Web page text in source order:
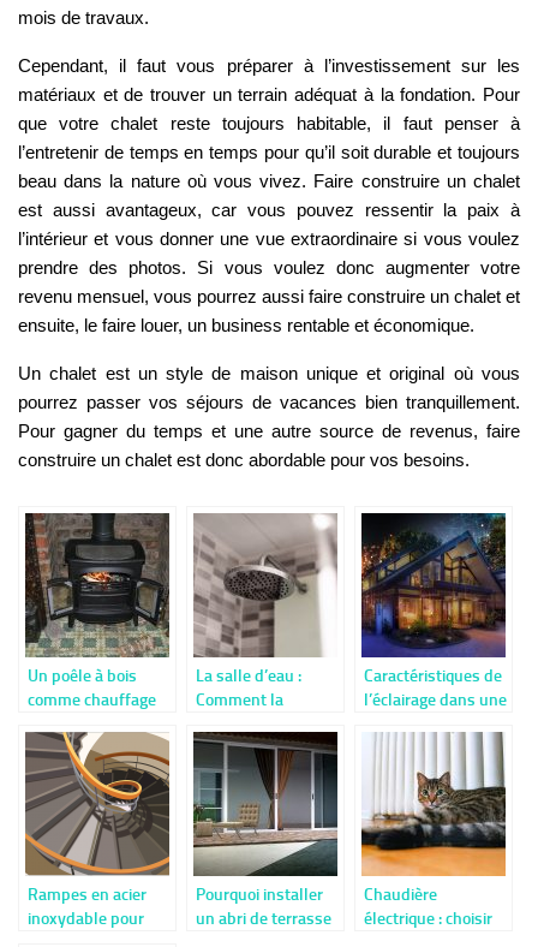
mois de travaux.
Cependant, il faut vous préparer à l’investissement sur les
matériaux et de trouver un terrain adéquat à la fondation. Pour
que votre chalet reste toujours habitable, il faut penser à
l’entretenir de temps en temps pour qu’il soit durable et toujours
beau dans la nature où vous vivez. Faire construire un chalet
est aussi avantageux, car vous pouvez ressentir la paix à
l’intérieur et vous donner une vue extraordinaire si vous voulez
prendre des photos. Si vous voulez donc augmenter votre
revenu mensuel, vous pourrez aussi faire construire un chalet et
ensuite, le faire louer, un business rentable et économique.
Un chalet est un style de maison unique et original où vous
pourrez passer vos séjours de vacances bien tranquillement.
Pour gagner du temps et une autre source de revenus, faire
construire un chalet est donc abordable pour vos besoins.
Un poêle à bois
comme chauffage
La salle d’eau :
Comment la
du jour ?
Caractéristiques de
l’éclairage dans une
Rampes en acier
inoxydable pour
Pourquoi installer
un abri de terrasse
Chaudière
électrique : choisir